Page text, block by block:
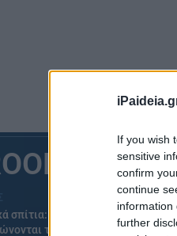
If you wish
sensitive
confirm
continue
information
further
σπίτια: Πώς
τα ενοίκια